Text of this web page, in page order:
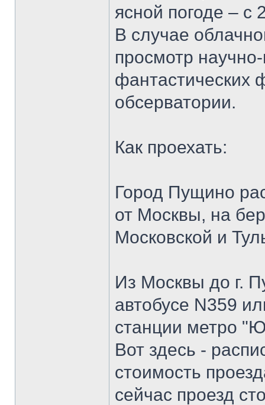
ясной погоде – с
В случае
просмотр
фантастических
обсерватории.
Как проехать:
Город Пущино
от Москвы, на
Московской и
Из Москвы до г.
автобусе N359
станции метро
Вот здесь -
стоимость
сейчас проезд